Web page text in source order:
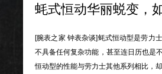
蚝式恒动华丽蜕变，
[腕表之家 钟表杂谈]蚝式恒动型是劳力
不具备任何复杂功能，甚至连日历也是
恒动型的性能与劳力士其他系列相比，